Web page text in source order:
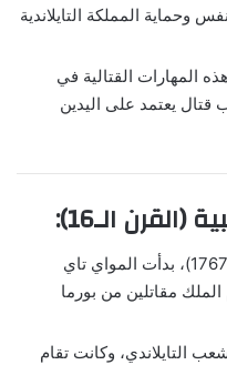
وحماية المملكة التايلاندية
المهارات القتالية في
يعتمد على اليدين
(1767)، بدأت المواي تاي
مقاتلين من بورما
التايلاندي، وكانت تقام